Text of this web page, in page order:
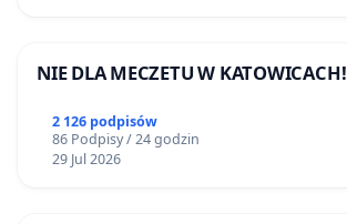
NIE DLA MECZETU W KATOWICACH!
2 126 podpisów
86 Podpisy / 24 godzin
29 Jul 2026